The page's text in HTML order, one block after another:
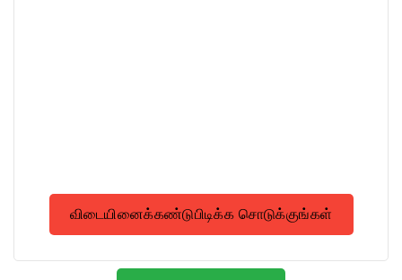
விடையினைக்கண்டுபிடிக்க சொடுக்குங்கள்